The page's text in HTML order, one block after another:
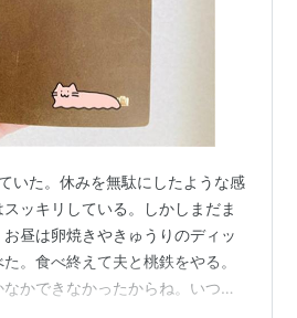
いた。休みを無駄にしたような感
ッキリしている。しかしまだま
昼は卵焼きやきゅうりのディッ
。食べ終えて夫と桃鉄をやる。
かできなかったからね。いつの